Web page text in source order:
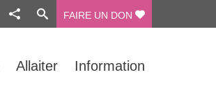
FAIRE UN DON
Allaiter Information